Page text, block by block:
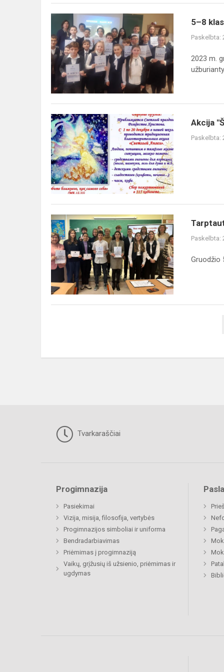
klasių
mokinių
raiškiojo
skaitymo
konkurso
,,Poezijos
u...
5–8
Paskelbta:
2023 m.
Akcija
"Šviesus
angelas"
Akcija
Paskelbta:
Tarptautinę
savanorių
dieną
(Volunteer
Day)
Paskelbta:
Gruodžio
Tvarkaraščiai
Progimnazija
Pasiekimai
Vizija, misija, filosofija, vertybės
Progimnazijos simboliai ir uniforma
Bendradarbiavimas
Priėmimas į progimnaziją
Vaikų, grįžusių iš užsienio, priėmimas ir
ugdymas